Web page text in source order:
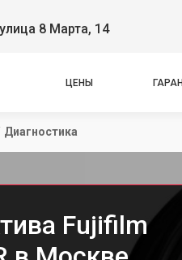
улица 8 Марта, 14
ЦЕНЫ
Диагностика
Fujifilm